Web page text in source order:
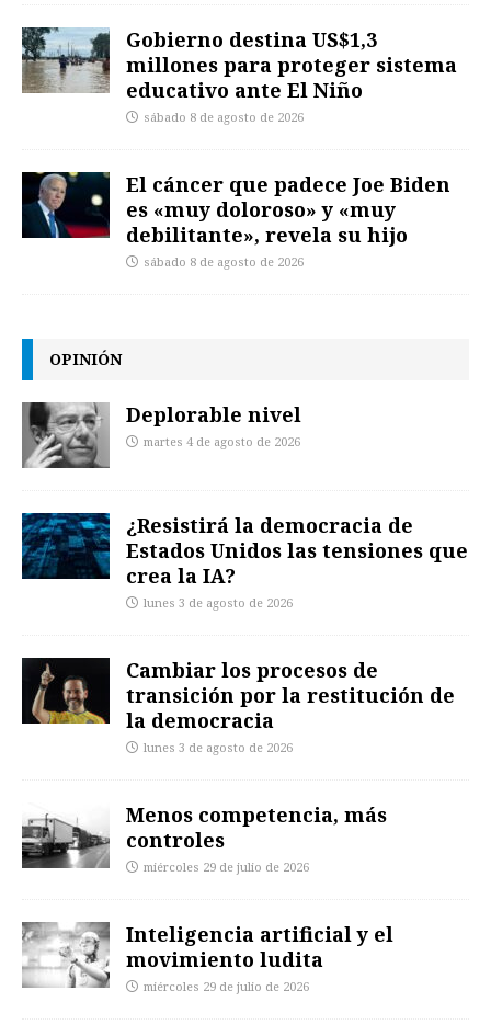
Gobierno destina US$1,3
millones para proteger sistema
educativo ante El Niño
sábado 8 de agosto de 2026
El cáncer que padece Joe Biden
es «muy doloroso» y «muy
debilitante», revela su hijo
sábado 8 de agosto de 2026
OPINIÓN
Deplorable nivel
martes 4 de agosto de 2026
¿Resistirá la democracia de
Estados Unidos las tensiones que
crea la IA?
lunes 3 de agosto de 2026
Cambiar los procesos de
transición por la restitución de
la democracia
lunes 3 de agosto de 2026
Menos competencia, más
controles
miércoles 29 de julio de 2026
Inteligencia artificial y el
movimiento ludita
miércoles 29 de julio de 2026